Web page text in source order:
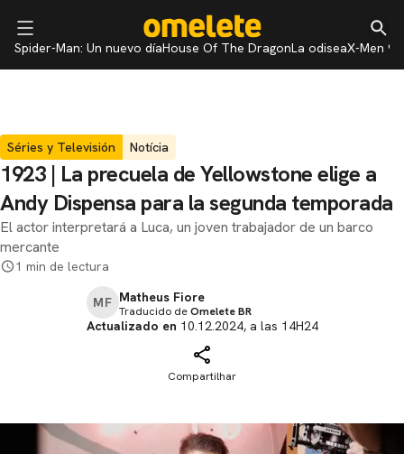
Spider-Man: Un nuevo díaHouse Of The DragonLa odiseaX-Men 97
Séries y Televisión Notícia
1923 | La precuela de Yellowstone elige a
Andy Dispensa para la segunda temporada
El actor interpretará a Luca, un joven trabajador de un barco
mercante
1 min de lectura
MF Matheus Fiore
Traducido deOmelete BR
Actualizado en 10.12.2024, a las 14H24
Compartilhar